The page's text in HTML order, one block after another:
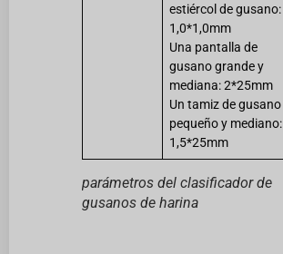
estiércol de gusano:
1,0*1,0mm
Una pantalla de
gusano grande y
mediana: 2*25mm
Un tamiz de gusano
pequeño y mediano:
1,5*25mm
parámetros del clasificador de
gusanos de harina